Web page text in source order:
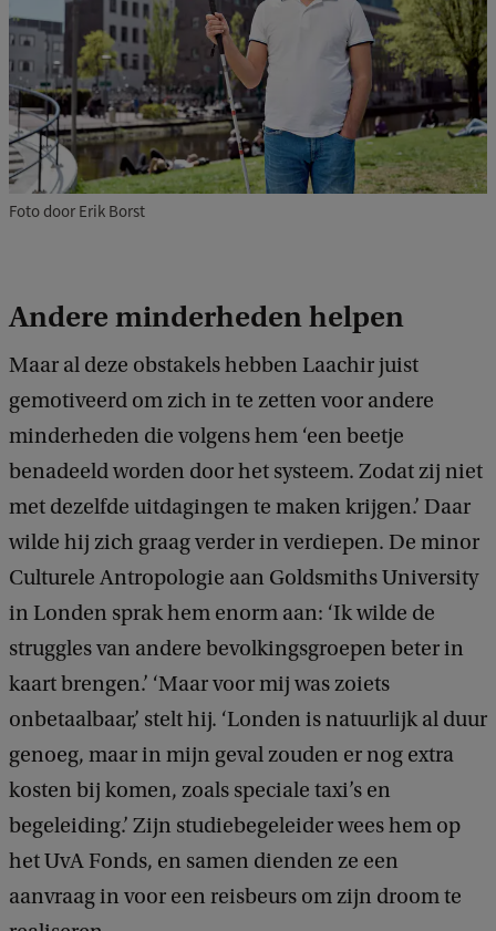
Foto door Erik Borst
Andere minderheden helpen
Maar al deze obstakels hebben Laachir juist
gemotiveerd om zich in te zetten voor andere
minderheden die volgens hem ‘een beetje
benadeeld worden door het systeem. Zodat zij niet
met dezelfde uitdagingen te maken krijgen.’ Daar
wilde hij zich graag verder in verdiepen. De minor
Culturele Antropologie aan Goldsmiths University
in Londen sprak hem enorm aan: ‘Ik wilde de
struggles van andere bevolkingsgroepen beter in
kaart brengen.’ ‘Maar voor mij was zoiets
onbetaalbaar,’ stelt hij. ‘Londen is natuurlijk al duur
genoeg, maar in mijn geval zouden er nog extra
kosten bij komen, zoals speciale taxi’s en
begeleiding.’ Zijn studiebegeleider wees hem op
het UvA Fonds, en samen dienden ze een
aanvraag in voor een reisbeurs om zijn droom te